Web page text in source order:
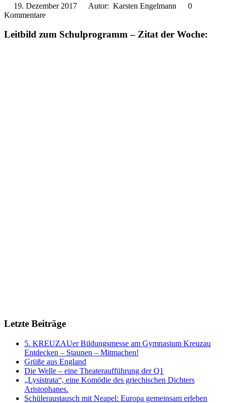
19. Dezember 2017 Autor: Karsten Engelmann
0
Kommentare
Leitbild zum Schulprogramm – Zitat der Woche:
Letzte Beiträge
5. KREUZAUer Bildungsmesse am Gymnasium Kreuzau
Entdecken – Staunen – Mitmachen!
Grüße aus England
Die Welle – eine Theateraufführung der Q1
„Lysistrata“, eine Komödie des griechischen Dichters
Aristophanes.
Schüleraustausch mit Neapel: Europa gemeinsam erleben